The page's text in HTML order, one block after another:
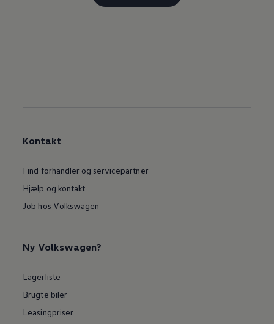
Kontakt
Find forhandler og servicepartner
Hjælp og kontakt
Job hos Volkswagen
Ny Volkswagen?
Lagerliste
Brugte biler
Leasingpriser